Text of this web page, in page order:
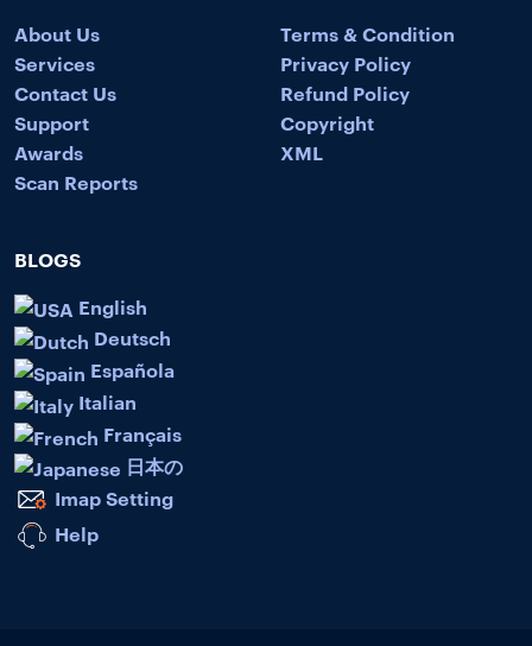
About Us
Services
Contact Us
Support
Awards
Scan Reports
Terms & Condition
Privacy Policy
Refund Policy
Copyright
XML
BLOGS
English
Deutsch
Española
Italian
Français
日本の
Imap Setting
Help